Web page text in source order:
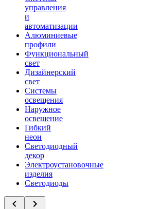
управления
и
автоматизации
Алюминиевые
профили
Функциональный
свет
Дизайнерский
свет
Системы
освещения
Наружное
освещение
Гибкий
неон
Светодиодный
декор
Электроустановочные
изделия
Светодиоды